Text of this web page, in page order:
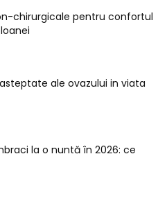
chirurgicale pentru confortul
ale ovazului in viata
la o nuntă în 2026: ce